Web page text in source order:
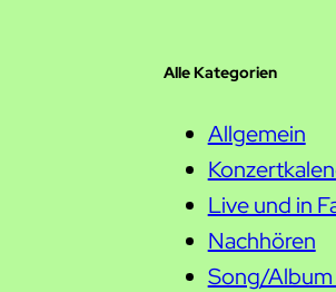
Alle Kategorien
Allgemein
Live und in
Nachhören
Song/